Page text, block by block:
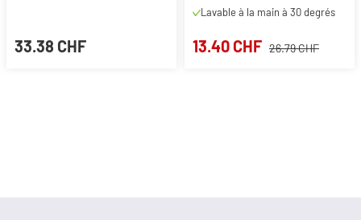
33.38 CHF
Lavable à la main à 30 degrés
13.40 CHF 26.79 CHF